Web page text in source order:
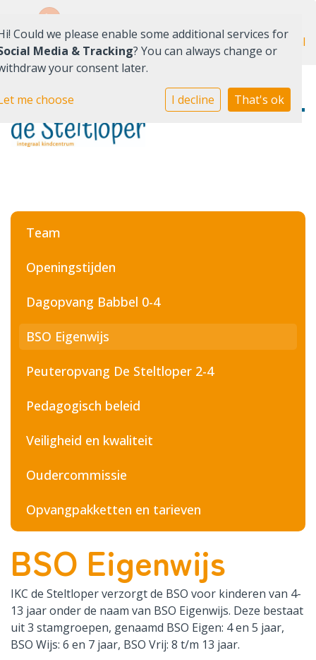
KidsAdminOuderportaal
IKC
Onderwijs
Contact
Team
Openingstijden
Dagopvang Babbel 0-4
BSO Eigenwijs
Peuteropvang De Steltloper 2-4
Pedagogisch beleid
Veiligheid en kwaliteit
Oudercommissie
Opvangpakketten en tarieven
BSO Eigenwijs
IKC de Steltloper verzorgt de BSO voor kinderen van 4-
13 jaar onder de naam van BSO Eigenwijs. Deze bestaat
uit 3 stamgroepen, genaamd BSO Eigen: 4 en 5 jaar,
BSO Wijs: 6 en 7 jaar, BSO Vrij: 8 t/m 13 jaar.
Could we please enable some additional services for
Media & Tracking? You can always change or
your consent later.
me choose I decline That's ok